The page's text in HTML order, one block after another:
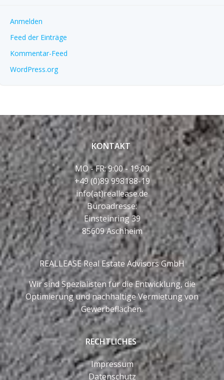
Anmelden
Feed der Einträge
Kommentar-Feed
WordPress.org
KONTAKT
MO - FR: 9:00 - 19:00
+49 (0)89 998188-19
info(at)reallease.de
Büroadresse:
Einsteinring 39
85609 Aschheim
REALLEASE Real Estate Advisors GmbH
Wir sind Spezialisten für die Entwicklung, die
Optimierung und nachhaltige Vermietung von
Gewerbeflächen.
RECHTLICHES
Impressum
Datenschutz